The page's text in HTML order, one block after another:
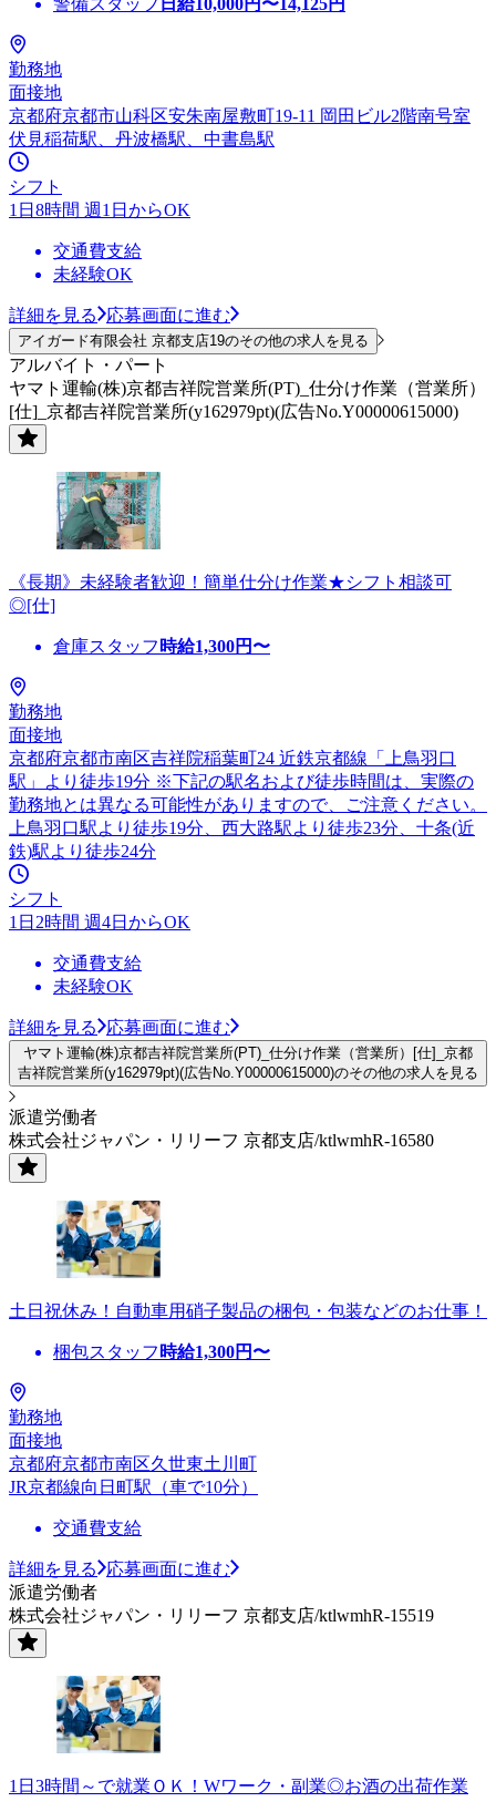
勤務地
面接地
京都府京都市山科区安朱南屋敷町19-11 岡田ビル2階南号室
伏見稲荷駅、丹波橋駅、中書島駅
シフト
1日8時間 週1日からOK
交通費支給
未経験OK
詳細を見る 応募画面に進む
アイガード有限会社 京都支店19のその他の求人を見る
アルバイト・パート
ヤマト運輸(株)京都吉祥院営業所(PT)_仕分け作業（営業所）
[仕]_京都吉祥院営業所(y162979pt)(広告No.Y00000615000)
《長期》未経験者歓迎！簡単仕分け作業★シフト相談可
◎[仕]
倉庫スタッフ 時給1,300円〜
勤務地
面接地
京都府京都市南区吉祥院稲葉町24 近鉄京都線「上鳥羽口
駅」より徒歩19分 ※下記の駅名および徒歩時間は、実際の
勤務地とは異なる可能性がありますので、ご注意ください。
上鳥羽口駅より徒歩19分、西大路駅より徒歩23分、十条(近
鉄)駅より徒歩24分
シフト
1日2時間 週4日からOK
交通費支給
未経験OK
詳細を見る 応募画面に進む
ヤマト運輸(株)京都吉祥院営業所(PT)_仕分け作業（営業所）[仕]_京都
吉祥院営業所(y162979pt)(広告No.Y00000615000)のその他の求人を見る
派遣労働者
株式会社ジャパン・リリーフ 京都支店/ktlwmhR-16580
土日祝休み！自動車用硝子製品の梱包・包装などのお仕事！
梱包スタッフ 時給1,300円〜
勤務地
面接地
京都府京都市南区久世東土川町
JR京都線向日町駅（車で10分）
交通費支給
詳細を見る
応募画面に進む
派遣労働者
株式会社ジャパン・リリーフ 京都支店/ktlwmhR-15519
1日3時間～で就業ＯＫ！Wワーク・副業◎お酒の出荷作業